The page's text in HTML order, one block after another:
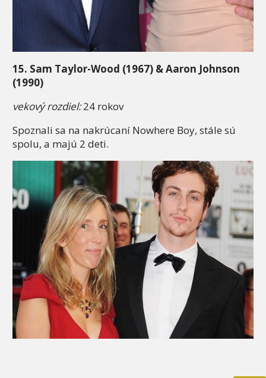
15. Sam Taylor-Wood (1967) & Aaron Johnson
(1990)
vekový rozdiel:24 rokov
Spoznali sa na nakrúcaní Nowhere Boy, stále sú
spolu, a majú 2 deti.